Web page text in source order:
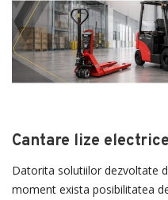
Cantare lize electrice
Datorita solutiilor dezvoltate
moment exista posibilitatea